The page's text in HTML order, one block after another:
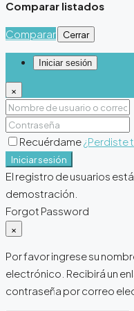
Comparar listados
Comparar Cerrar
Iniciar sesión
×
Recuérdame¿Perdiste
Iniciar sesión
El registro de usuarios
demostración.
Forgot Password
×
Por favor ingrese su
electrónico. Recibirá un
contraseña por correo